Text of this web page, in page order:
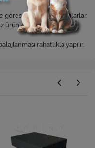
göreselliğine katkı sağlarlar.
ürünleri paketlemek için
rahatlıkla yapılır.